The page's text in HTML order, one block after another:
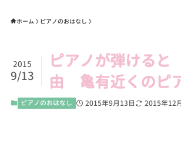
ホーム ピアノのおはなし
ピアノが弾ける
由 亀有近くのピ
2015
9/13
ピアノのおはなし 2015年9月13日 2015年12